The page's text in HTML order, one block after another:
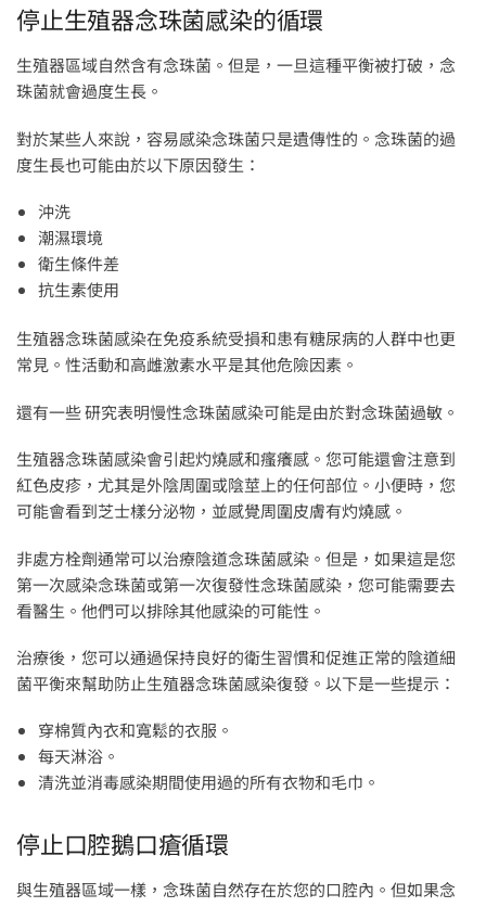
停止生殖器念珠菌感染的循環
生殖器區域自然含有念珠菌。但是，一旦這種平衡被打破，念
珠菌就會過度生長。
對於某些人來說，容易感染念珠菌只是遺傳性的。念珠菌的過
度生長也可能由於以下原因發生：
沖洗
潮濕環境
衛生條件差
抗生素使用
生殖器念珠菌感染在免疫系統受損和患有糖尿病的人群中也更
常見。性活動和高雌激素水平是其他危險因素。
還有一些 研究表明慢性念珠菌感染可能是由於對念珠菌過敏。
生殖器念珠菌感染會引起灼燒感和瘙癢感。您可能還會注意到
紅色皮疹，尤其是外陰周圍或陰莖上的任何部位。小便時，您
可能會看到芝士樣分泌物，並感覺周圍皮膚有灼燒感。
非處方栓劑通常可以治療陰道念珠菌感染。但是，如果這是您
第一次感染念珠菌或第一次復發性念珠菌感染，您可能需要去
看醫生。他們可以排除其他感染的可能性。
治療後，您可以通過保持良好的衛生習慣和促進正常的陰道細
菌平衡來幫助防止生殖器念珠菌感染復發。以下是一些提示：
穿棉質內衣和寬鬆的衣服。
每天淋浴。
清洗並消毒感染期間使用過的所有衣物和毛巾。
停止口腔鵝口瘡循環
與生殖器區域一樣，念珠菌自然存在於您的口腔內。但如果念